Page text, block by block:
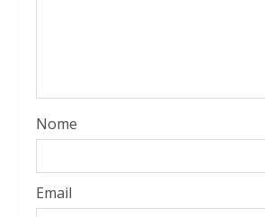
Nome
Email